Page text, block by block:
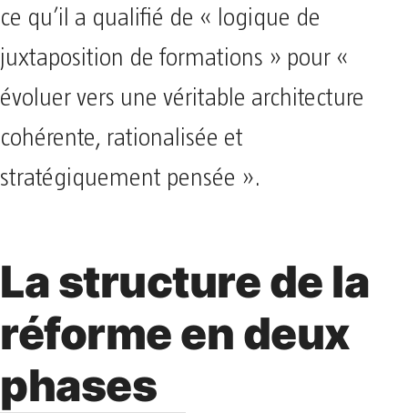
ce qu’il a qualifié de « logique de
juxtaposition de formations » pour «
évoluer vers une véritable architecture
cohérente, rationalisée et
stratégiquement pensée ».
La structure de la
réforme en deux
phases